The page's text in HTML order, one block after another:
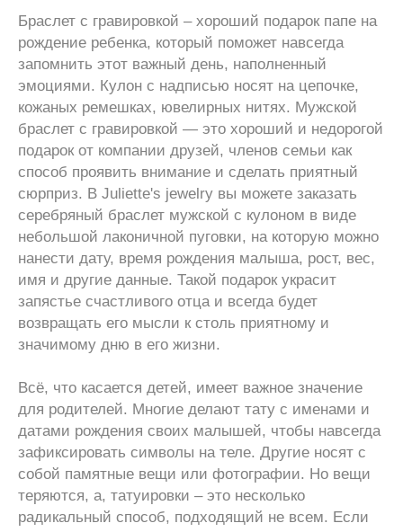
Браслет с гравировкой – хороший подарок папе на
рождение ребенка, который поможет навсегда
запомнить этот важный день, наполненный
эмоциями. Кулон с надписью носят на цепочке,
кожаных ремешках, ювелирных нитях. Мужской
браслет с гравировкой — это хороший и недорогой
подарок от компании друзей, членов семьи как
способ проявить внимание и сделать приятный
сюрприз. В Juliette's jewelry вы можете заказать
серебряный браслет мужской с кулоном в виде
небольшой лаконичной пуговки, на которую можно
нанести дату, время рождения малыша, рост, вес,
имя и другие данные. Такой подарок украсит
запястье счастливого отца и всегда будет
возвращать его мысли к столь приятному и
значимому дню в его жизни.
Всё, что касается детей, имеет важное значение
для родителей. Многие делают тату с именами и
датами рождения своих малышей, чтобы навсегда
зафиксировать символы на теле. Другие носят с
собой памятные вещи или фотографии. Но вещи
теряются, а, татуировки – это несколько
радикальный способ, подходящий не всем. Если